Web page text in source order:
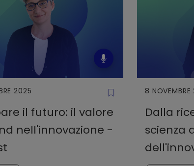
2025
il futuro: il valore
nell'innovazione -
8
Dalla
scienza